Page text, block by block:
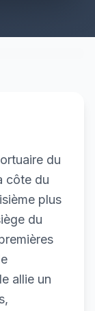
du
côte du
plus
du
allie un